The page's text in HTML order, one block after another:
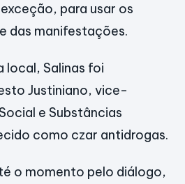
para usar os
das manifestações.
local, Salinas foi
Justiniano, vice-
e Substâncias
como czar antidrogas.
o momento pelo diálogo,